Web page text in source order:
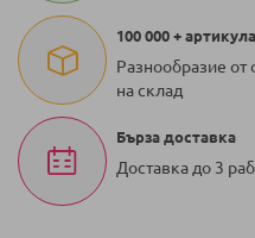
100 000 + артикула
Разнообразие от
на склад
Бърза доставка
Доставка до 3